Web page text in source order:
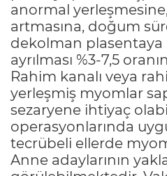
anormal
artmasına, doğum
dekolman plasentaya
ayrılması %3-7,5
Rahim kanalı veya
yerleşmiş myomlar
sezaryene ihtiyaç
operasyonlarında
tecrübeli ellerde
Anne adaylarının